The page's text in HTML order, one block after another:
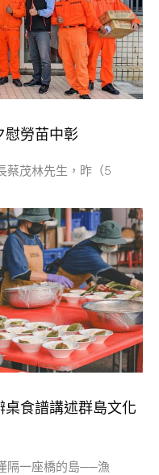
慰勞苗中彰
蔡茂林先生，昨（5
食譜講述群島文化
一座橋的島──漁